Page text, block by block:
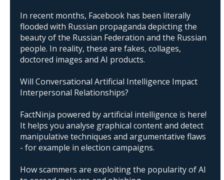
In recent months, Facebook has been literally
flooded with Russian propaganda depicting the
beauty of the Russian Federation and the Russian
people. In reality, these are fakes, collages,
doctored images and AI products.
Will Conversational Artificial Intelligence Impact
Interpersonal Relationships?
FactNinja powered by artificial intelligence is here!
It helps you analyse graphical content and detect
manipulative techniques and argumentative flaws
- for example in election campaigns.
How scammers are exploiting the popularity of AI